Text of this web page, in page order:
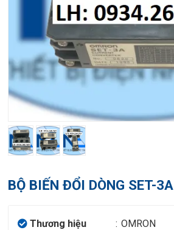
BỘ BIẾN ĐỔI DÒNG SET-3A
Thương hiệu : OMRON